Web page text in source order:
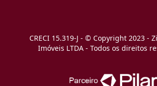
CRECI 15.319-J - © Copyright 2023 -
Imóveis LTDA - Todos os direitos